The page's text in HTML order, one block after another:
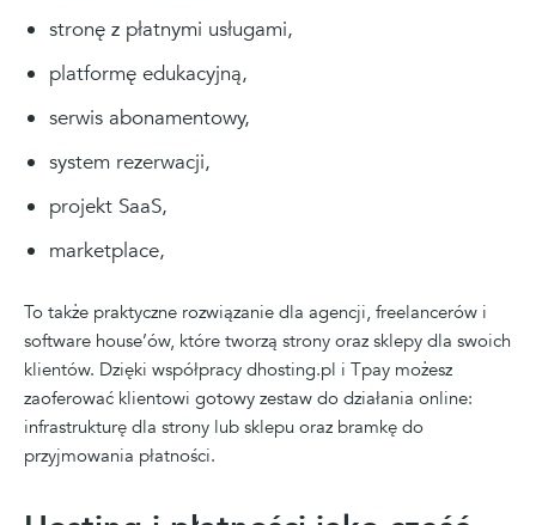
stronę z płatnymi usługami,
platformę edukacyjną,
serwis abonamentowy,
system rezerwacji,
projekt SaaS,
marketplace,
To także praktyczne rozwiązanie dla agencji, freelancerów i
software house’ów, które tworzą strony oraz sklepy dla swoich
klientów. Dzięki współpracy dhosting.pl i Tpay możesz
zaoferować klientowi gotowy zestaw do działania online:
infrastrukturę dla strony lub sklepu oraz bramkę do
przyjmowania płatności.